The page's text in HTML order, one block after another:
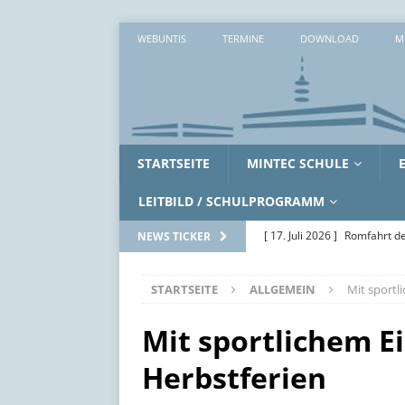
WEBUNTIS TERMINE DOWNLOAD
STARTSEITE MINTEC SCHULE
LEITBILD / SCHULPROGRAMM
NEWS TICKER [ 17. Juli 2026 ] Romfahrt
ALLGEMEIN
[ 15. Juli 2026 ]
Zwei
SoWi-LK
AUS DEM
STARTSEITE ALLGEMEIN Mit
Mit sportlichem
Herbstferien